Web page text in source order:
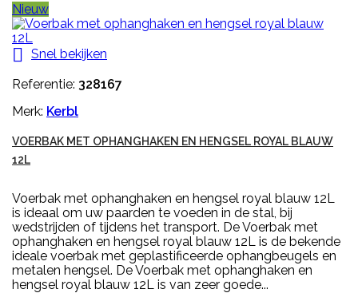
Nieuw
 Snel bekijken
Referentie: 328167
Merk: Kerbl
VOERBAK MET OPHANGHAKEN EN HENGSEL ROYAL BLAUW
12L
Voerbak met ophanghaken en hengsel royal blauw 12L
is ideaal om uw paarden te voeden in de stal, bij
wedstrijden of tijdens het transport. De Voerbak met
ophanghaken en hengsel royal blauw 12L is de bekende
ideale voerbak met geplastificeerde ophangbeugels en
metalen hengsel. De Voerbak met ophanghaken en
hengsel royal blauw 12L is van zeer goede...